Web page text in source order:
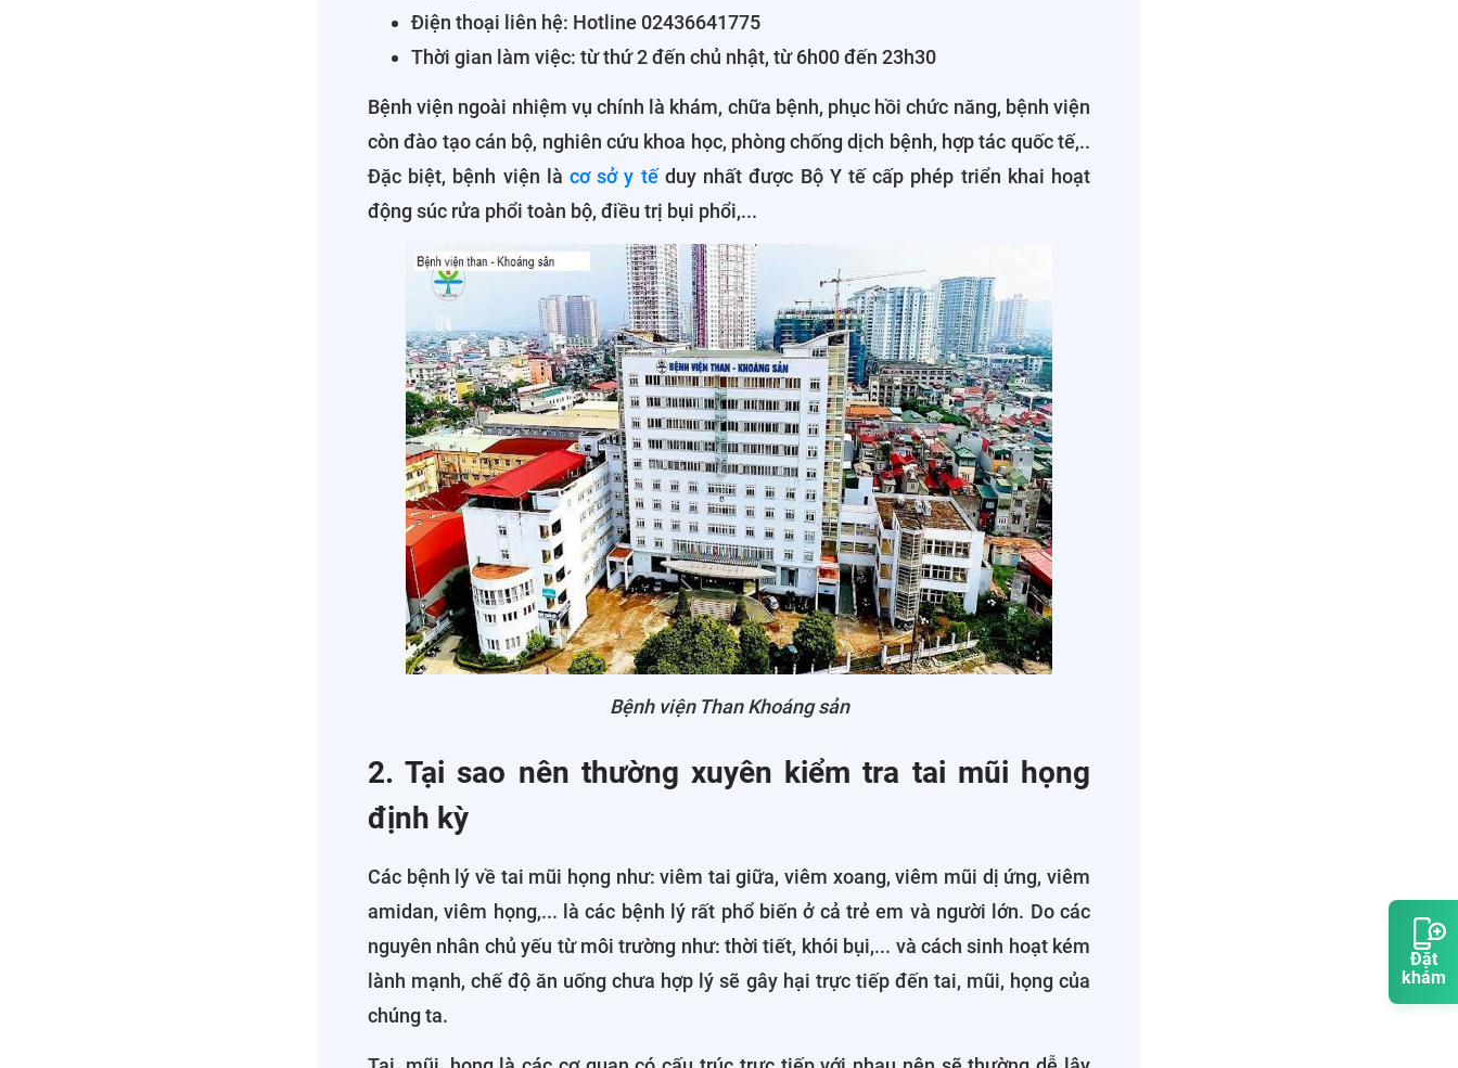
Đặt
khám
Điện thoại liên hệ: Hotline 02436641775
Thời gian làm việc: từ thứ 2 đến chủ nhật, từ 6h00 đến 23h30
Bệnh viện ngoài nhiệm vụ chính là khám, chữa bệnh, phục hồi chức năng, bệnh viện
còn đào tạo cán bộ, nghiên cứu khoa học, phòng chống dịch bệnh, hợp tác quốc tế,..
Đặc biệt, bệnh viện làcơ sở y tếduy nhất được Bộ Y tế cấp phép triển khai hoạt
động súc rửa phổi toàn bộ, điều trị bụi phổi,...
Bệnh viện Than Khoáng sản
2. Tại sao nên thường xuyên kiểm tra tai mũi họng
định kỳ
Các bệnh lý về tai mũi họng như: viêm tai giữa, viêm xoang, viêm mũi dị ứng, viêm
amidan, viêm họng,... là các bệnh lý rất phổ biến ở cả trẻ em và người lớn. Do các
nguyên nhân chủ yếu từ môi trường như: thời tiết, khói bụi,... và cách sinh hoạt kém
lành mạnh, chế độ ăn uống chưa hợp lý sẽ gây hại trực tiếp đến tai, mũi, họng của
chúng ta.